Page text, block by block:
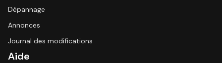
Dépannage
Annonces
Journal des modifications
Aide